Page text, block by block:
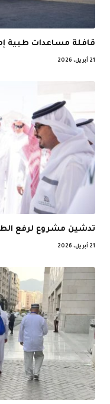
قافلة مساعدات طبية
21 أبريل، 2026
تدشين مشروع لرفع
21 أبريل، 2026